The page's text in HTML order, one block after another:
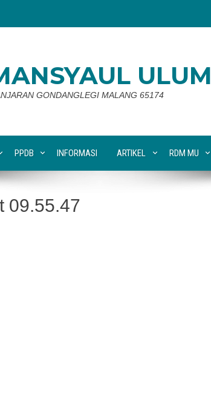
ULUM
GONDANGLEGI MALANG 65174
PPDB INFORMASI ARTIKEL RDM MU
09.55.47